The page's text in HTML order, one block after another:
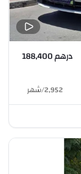
درهم 188,400
2,952
/شهر